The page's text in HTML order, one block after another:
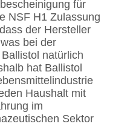
für
NSF H1 Zulassung
der Hersteller
bei der
natürlich
hat Ballistol
Haushalt mit
im
Sektor